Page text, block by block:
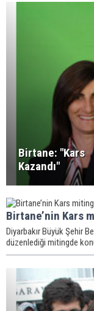
Birtane: "Kars
Kazandı"
Birtane’nin Kars
Diyarbakır Büyük Şehir
düzenlediği mitingde